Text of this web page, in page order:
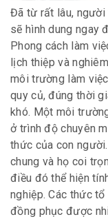
Đã từ rất lâu, người
sẽ hình dung ngay
Phong cách làm
lịch thiệp và
môi trường làm
quy củ, đúng thời
khó. Một môi
ở trình độ chuyên
thức của con
chung và họ coi
điều đó thể hiện
nghiệp. Các thức
đồng phục được